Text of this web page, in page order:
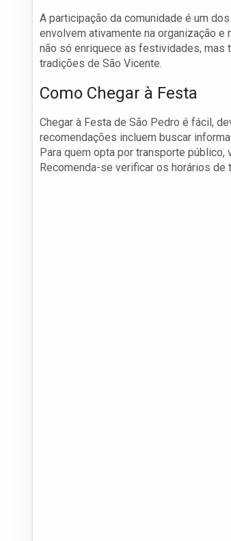
A participação da comunidade é um
envolvem ativamente na organização
não só enriquece as festividades, mas
tradições de São Vicente.
Como Chegar à Festa
Chegar à Festa de São Pedro é fácil,
recomendações incluem buscar
Para quem opta por transporte
Recomenda-se verificar os horários